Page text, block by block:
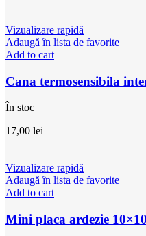
Vizualizare rapidă
Adaugă în lista de favorite
Add to cart
Cana termosensibila
În stoc
17,00 lei
Vizualizare rapidă
Adaugă în lista de favorite
Add to cart
Mini placa ardezie 10×10